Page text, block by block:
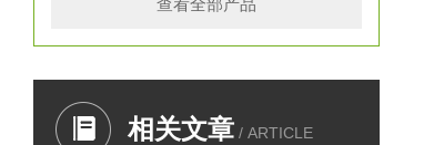
查看全部产品
相关文章 / ARTICLE